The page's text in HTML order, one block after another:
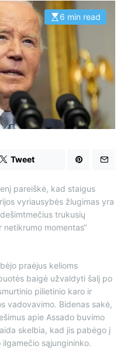
E
m
a
t
e
d
r
e
a
d
t
6 min read
Tweet
pareiškė, kad staigus
vyriausybės žlugimas yra
trukusių
momentas“
praėjus kelioms
baigė užvaldyti šalį po
pilietinio karo ir
vadovavimo. Bidenas sakė,
apie Assado buvimo
skelbia, kad jis pabėgo į
sąjungininko.